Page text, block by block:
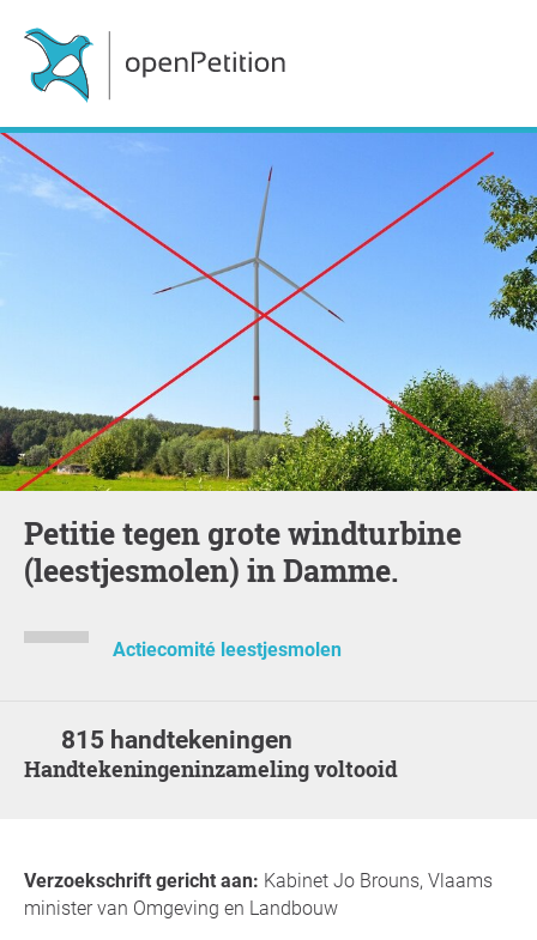
Petitie tegen grote windturbine
(leestjesmolen) in Damme.
Actiecomité leestjesmolen
815 handtekeningen
Handtekeningeninzameling voltooid
Verzoekschrift gericht aan: Kabinet Jo Brouns, Vlaams
minister van Omgeving en Landbouw